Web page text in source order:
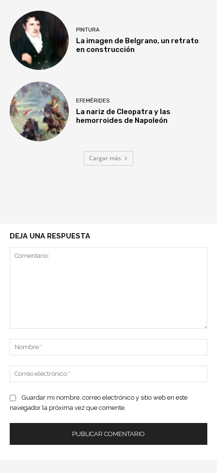
PINTURA
La imagen de Belgrano, un retrato
en construcción
EFEMÉRIDES
La nariz de Cleopatra y las
hemorroides de Napoleón
Cargar más
DEJA UNA RESPUESTA
Guardar mi nombre, correo electrónico y sitio web en este
navegador la próxima vez que comente.